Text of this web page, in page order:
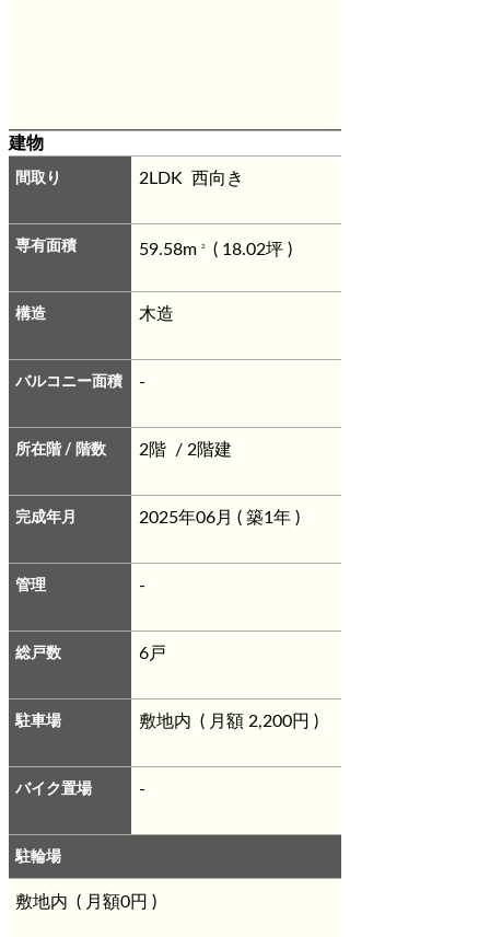
建物
間取り 2LDK 西向き
専有面積 59.58m 2 ( 18.02坪 )
構造 木造
バルコニー面積 -
所在階 / 階数 2階 / 2階建
完成年月 2025年06月 ( 築1年 )
管理 -
総戸数 6戸
駐車場 敷地内 ( 月額 2,200円 )
バイク置場 -
駐輪場
敷地内 ( 月額0円 )